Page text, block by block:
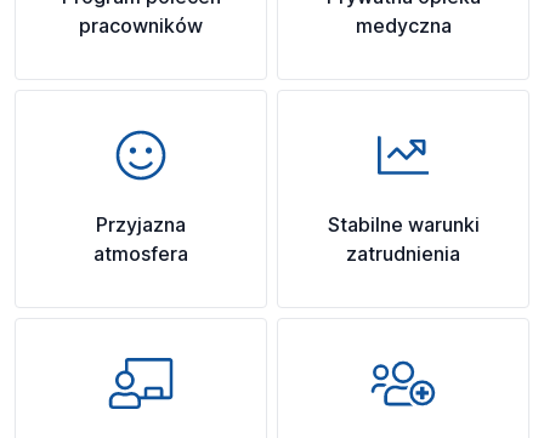
pracowników
medyczna
Przyjazna
atmosfera
Stabilne warunki
zatrudnienia